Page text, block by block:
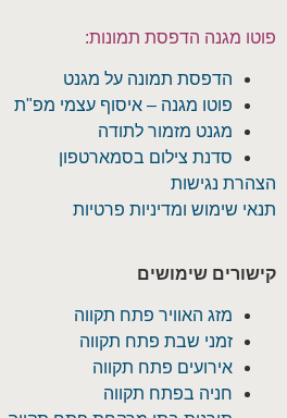
פוטו מגנה הדפסת תמונות:
הדפסת תמונה על מגנט
פוטו מגנה – איסוף עצמי מפ"ת
מגנט מזמור לתודה
סדנת צילום בסמארטפון
הצהרת נגישות
תנאי שימוש ומדיניות פרטיות
קישורים שימושים
מזג האוויר פתח תקווה
זמני שבת פתח תקווה
אירועים פתח תקווה
חניה בפתח תקווה